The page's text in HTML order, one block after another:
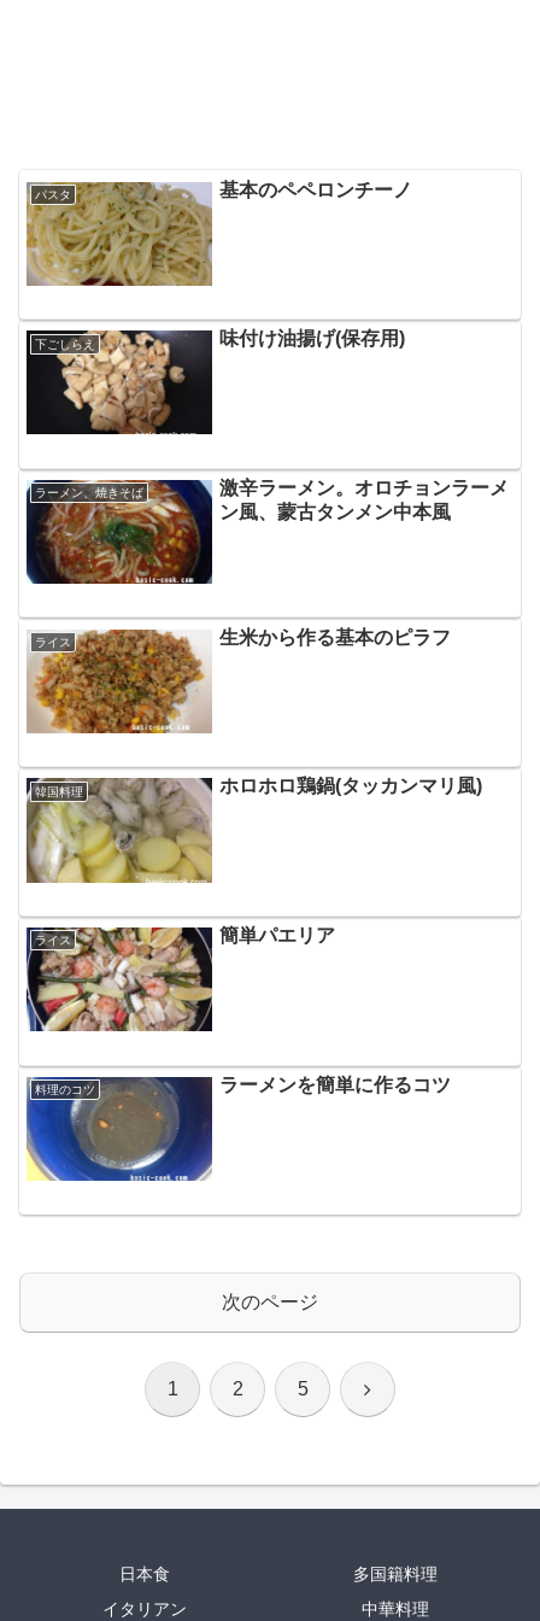
パスタ 基本のペペロンチーノ
下ごしらえ 味付け油揚げ(保存用)
ラーメン、焼きそば
激辛ラーメン。オロチョンラーメ
ン風、蒙古タンメン中本風
ライス 生米から作る基本のピラフ
韓国料理 ホロホロ鶏鍋(タッカンマリ風)
ライス 簡単パエリア
料理のコツ ラーメンを簡単に作るコツ
次のページ
1 2 5 次
日本食
多国籍料理
イタリアン
中華料理